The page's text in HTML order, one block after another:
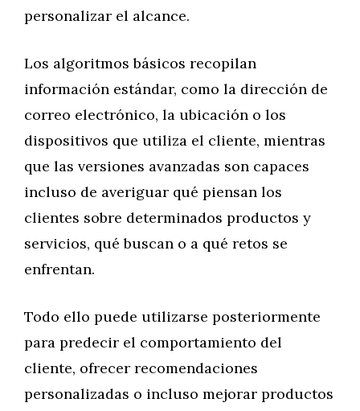
personalizar el alcance.
Los algoritmos básicos recopilan
información estándar, como la dirección de
correo electrónico, la ubicación o los
dispositivos que utiliza el cliente, mientras
que las versiones avanzadas son capaces
incluso de averiguar qué piensan los
clientes sobre determinados productos y
servicios, qué buscan o a qué retos se
enfrentan.
Todo ello puede utilizarse posteriormente
para predecir el comportamiento del
cliente, ofrecer recomendaciones
personalizadas o incluso mejorar productos